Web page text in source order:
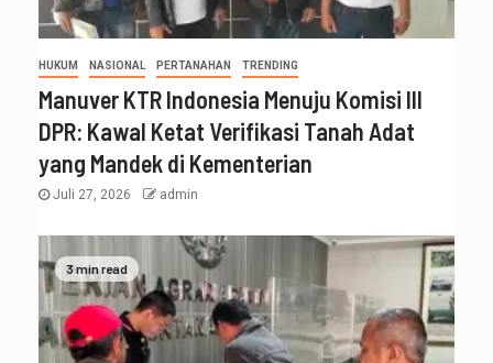
HUKUM NASIONAL PERTANAHAN TRENDING
Manuver KTR Indonesia Menuju Komisi III
DPR: Kawal Ketat Verifikasi Tanah Adat
yang Mandek di Kementerian
Juli 27, 2026 admin
3 min read